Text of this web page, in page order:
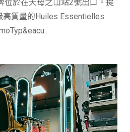
位於在天母之山站2號出口。提
高質量的Huiles Essentielles